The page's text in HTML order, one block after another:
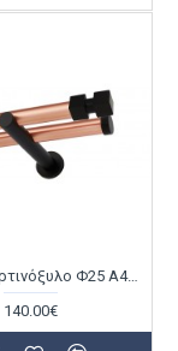
Διπλό Κουρτινόξυλο Φ25 Α4144 Χαλκός Ματ / Μαύρο
140.00€